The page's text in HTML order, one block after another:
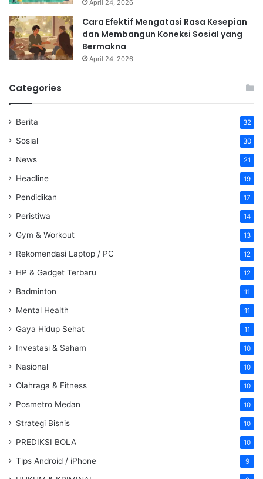
April 24, 2026
Cara Efektif Mengatasi Rasa Kesepian
dan Membangun Koneksi Sosial yang
Bermakna
April 24, 2026
Categories
Berita 32
Sosial 30
News 21
Headline 19
Pendidikan 17
Peristiwa 14
Gym & Workout 13
Rekomendasi Laptop / PC 12
HP & Gadget Terbaru 12
Badminton 11
Mental Health 11
Gaya Hidup Sehat 11
Investasi & Saham 10
Nasional 10
Olahraga & Fitness 10
Posmetro Medan 10
Strategi Bisnis 10
PREDIKSI BOLA 10
Tips Android / iPhone 9